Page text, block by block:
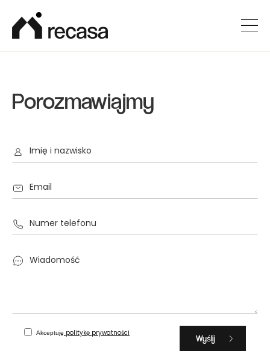
Porozmawiajmy
Akceptuję politykę prywatności